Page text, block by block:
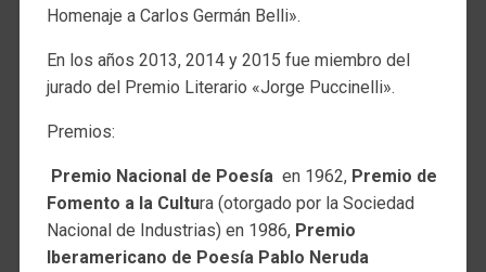
Homenaje a Carlos Germán Belli».
En los años 2013, 2014 y 2015 fue miembro del
jurado del Premio Literario «Jorge Puccinelli».
Premios:
Premio Nacional de Poesía en 1962, Premio de
Fomento a la Cultura (otorgado por la Sociedad
Nacional de Industrias) en 1986, Premio
Iberamericano de Poesía Pablo Neruda